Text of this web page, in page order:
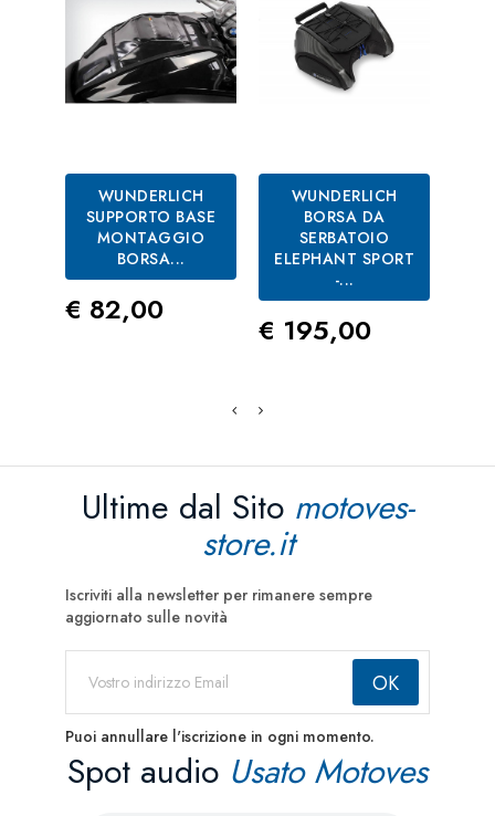
WUNDERLICH
SUPPORTO BASE
MONTAGGIO
BORSA...
Prezzo
€ 82,00
WUNDERLICH
BORSA DA
SERBATOIO
ELEPHANT SPORT
-...
Prezzo
€ 195,00
Ultime dal Sito motoves-
store.it
Iscriviti alla newsletter per rimanere sempre
aggiornato sulle novità
Puoi annullare l'iscrizione in ogni momento.
Spot audio Usato Motoves